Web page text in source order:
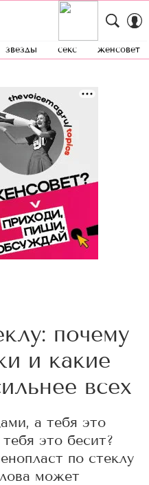
звезды секс женсовет
почему
и какие
всех
а тебя это
это бесит?
по стеклу
может